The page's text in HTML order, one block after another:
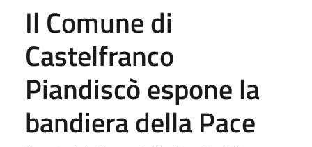
Il Comune di
Castelfranco
Piandiscò espone la
bandiera della Pace